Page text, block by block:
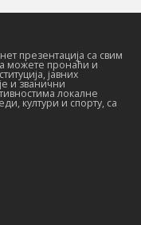
презентација са свим
можете пронаћи и
јавних
и званични
локалне
култури и спорту, са